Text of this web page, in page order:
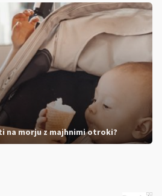
na morju z majhnimi otroki?